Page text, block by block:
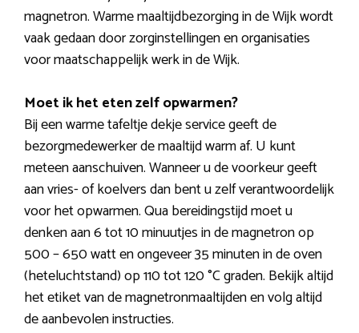
magnetron. Warme maaltijdbezorging in de Wijk wordt
vaak gedaan door zorginstellingen en organisaties
voor maatschappelijk werk in de Wijk.
Moet ik het eten zelf opwarmen?
Bij een warme tafeltje dekje service geeft de
bezorgmedewerker de maaltijd warm af. U kunt
meteen aanschuiven. Wanneer u de voorkeur geeft
aan vries- of koelvers dan bent u zelf verantwoordelijk
voor het opwarmen. Qua bereidingstijd moet u
denken aan 6 tot 10 minuutjes in de magnetron op
500 – 650 watt en ongeveer 35 minuten in de oven
(heteluchtstand) op 110 tot 120 °C graden. Bekijk altijd
het etiket van de magnetronmaaltijden en volg altijd
de aanbevolen instructies.